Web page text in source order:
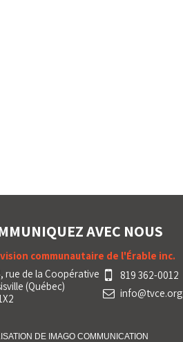
AVEC NOUS
communautaire de l'Érable inc.
rue de la Coopérative
(Québec)
819 362-0012
info@tvce.org
DE IMAGOCOMMUNICATION